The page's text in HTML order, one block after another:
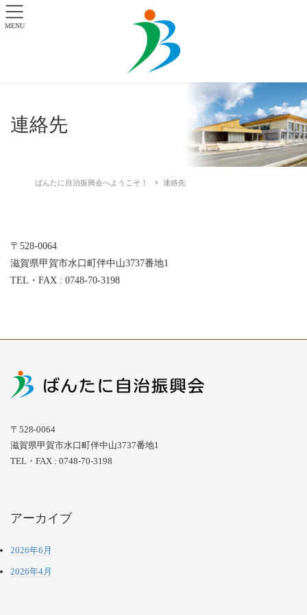
連絡先
ばんたに自治振興会へようこそ！ 連絡先
〒528-0064
滋賀県甲賀市水口町伴中山3737番地1
TEL・FAX : 0748-70-3198
〒528-0064
滋賀県甲賀市水口町伴中山3737番地1
TEL・FAX : 0748-70-3198
アーカイブ
2026年6月
2026年4月
MENU